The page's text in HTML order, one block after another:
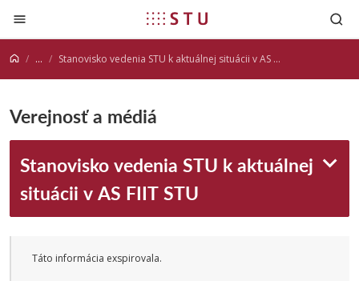
Prejsť na obsah
... Stanovisko vedenia STU k aktuálnej situácii v AS FIIT STU
Verejnosť a médiá
Stanovisko vedenia STU k aktuálnej
situácii v AS FIIT STU
Táto informácia exspirovala.